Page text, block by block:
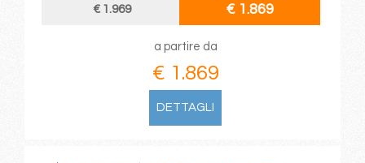
€ 1.969
€ 1.869
a partire da
€ 1.869
DETTAGLI